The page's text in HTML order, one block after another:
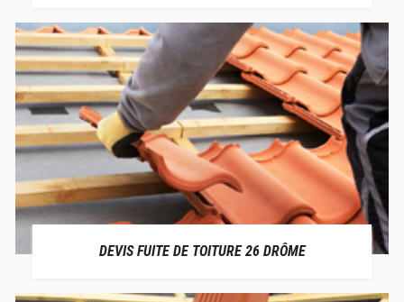
DEVIS FUITE DE TOITURE 26 DRÔME